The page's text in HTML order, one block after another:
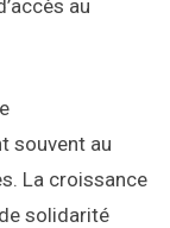
au
souvent au
La croissance
solidarité